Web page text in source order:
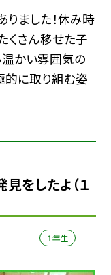
ました！休み時
くさん移せた子
温かい雰囲気の
的に取り組む姿
をしたよ（１
１年生